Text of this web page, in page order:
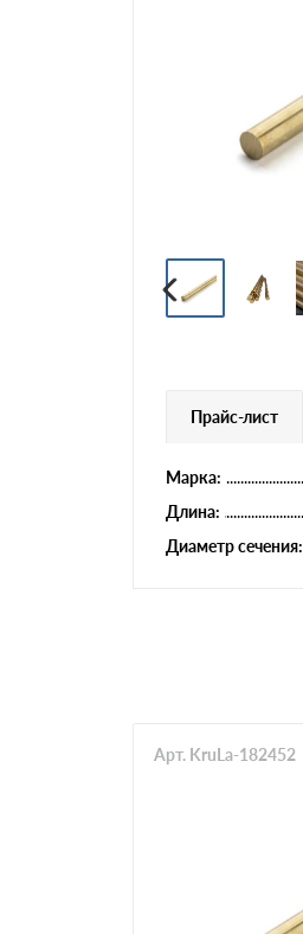
Винтовые
Прайс-лист
Марка:
Длина:
Диаметр сечения:
Арт. KruLa-182452